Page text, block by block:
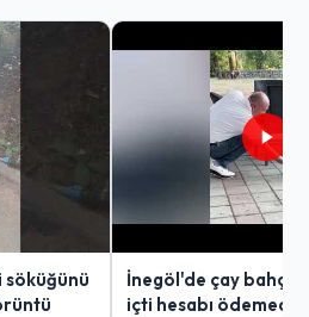
söküğünü
İnegöl'de çay
içti hesabı ödemedi